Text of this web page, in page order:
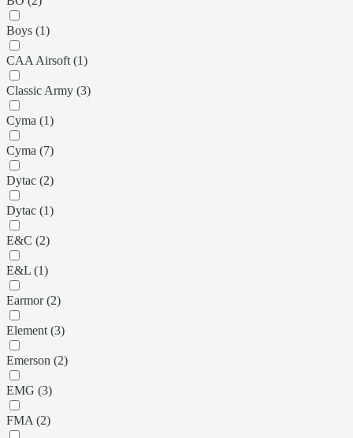
Boys (1)
CAA Airsoft (1)
Classic Army (3)
Cyma (1)
Cyma (7)
Dytac (2)
Dytac (1)
E&C (2)
E&L (1)
Earmor (2)
Element (3)
Emerson (2)
EMG (3)
FMA (2)